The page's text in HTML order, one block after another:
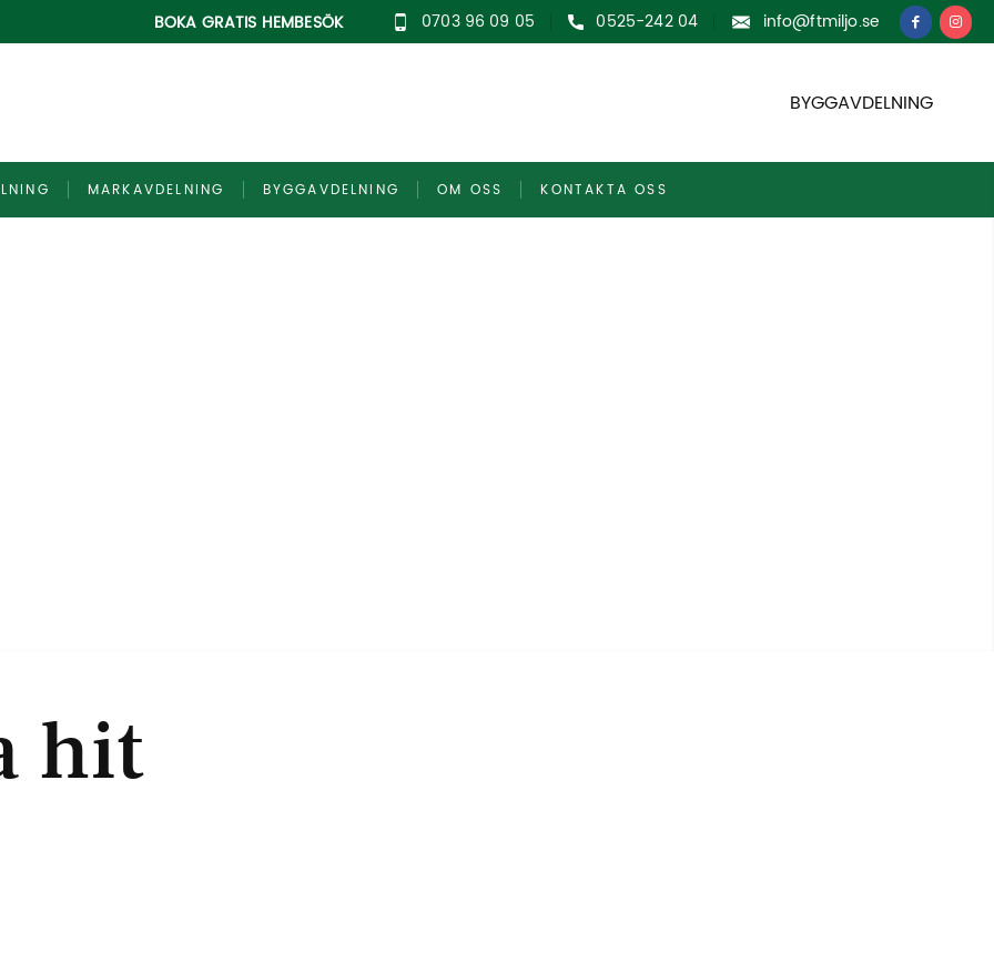
BOKA GRATIS HEMBESÖK 0703 96 09 05 0525-242 04 info@ftmiljo.se
BYGGAVDELNING
MARKAVDELNING BYGGAVDELNING OM OSS KONTAKTA OSS
hit